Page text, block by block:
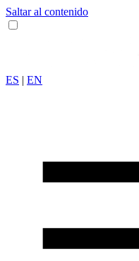
Saltar al contenido
ES | EN